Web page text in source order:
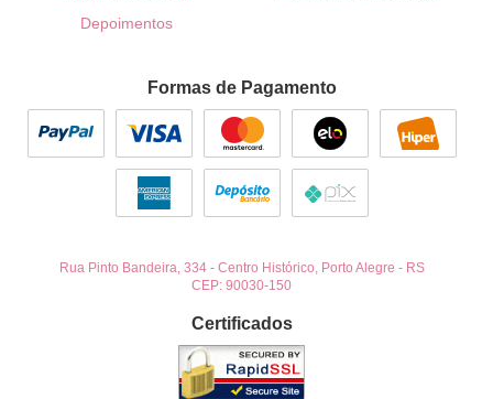
Depoimentos
Formas de Pagamento
Rua Pinto Bandeira, 334- Centro Histórico, Porto Alegre - RS
CEP: 90030-150
Certificados